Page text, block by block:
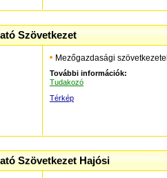
Szövetkezet
Mezőgazdasági
További információk:
Tudakozó
Térkép
Szövetkezet Hajósi